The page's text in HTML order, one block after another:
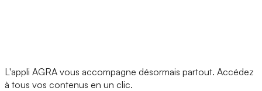
L'appli AGRA vous accompagne désormais partout. Accédez
à tous vos contenus en un clic.